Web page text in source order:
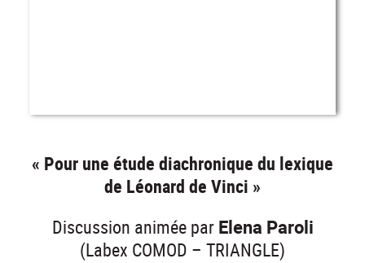
« Pour une étude diachronique du lexique
de Léonard de Vinci »
Discussion animée par Elena Paroli
(Labex COMOD – TRIANGLE)